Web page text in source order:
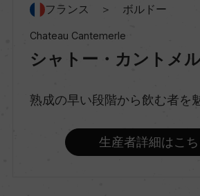
スティルワイン
味わい
品種（原材料）
カベルネ・ソーヴィニヨン/メル
フランス ＞ ボルドー
Chateau Cantemerle
シャトー・カントメ
熟成の早い段階から飲む者を
生産者詳細はこち